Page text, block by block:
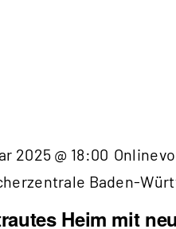
Heim mit
2025 @ 18:00
Baden-